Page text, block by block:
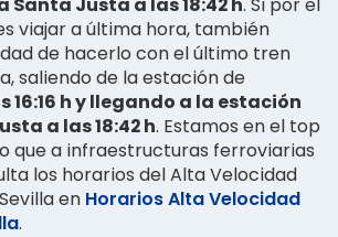
viajar a última hora, también
de hacerlo con el último tren
saliendo de la estación de
16:16 h y llegando a la estación
a las 18:42 h. Estamos en el top
que a infraestructuras ferroviarias
los horarios del Alta Velocidad
en Horarios Alta Velocidad
.